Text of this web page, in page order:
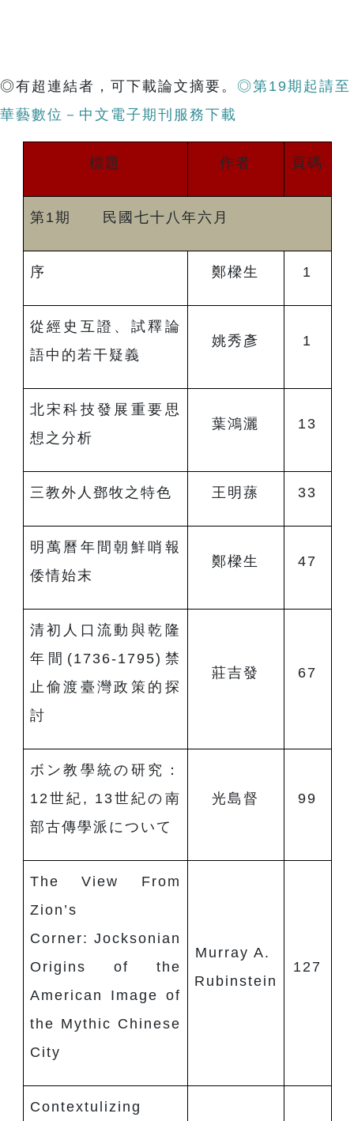
◎有超連結者，可下載論文摘要。 ◎第19期起請至
華藝數位－中文電子期刊服務下載
標題 作者 頁碼
第1期 民國七十八年六月
序 鄭樑生 1
從經史互證、試釋論
語中的若干疑義
姚秀彥 1
北宋科技發展重要思
想之分析
葉鴻灑 13
三教外人鄧牧之特色 王明蓀 33
明萬曆年間朝鮮哨報
倭情始末
鄭樑生 47
清初人口流動與乾隆
年間(1736-1795)禁
止偷渡臺灣政策的探
討
莊吉發 67
ボン教學統の研究：
12世紀, 13世紀の南
部古傳學派について
光島督 99
The View From
Zion’s
Corner: Jocksonian
Origins of the
American Image of
the Mythic Chinese
City
Murray A.
Rubinstein
127
Contextulizing